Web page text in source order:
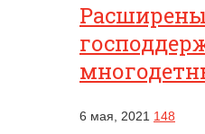
6 мая, 2021 148